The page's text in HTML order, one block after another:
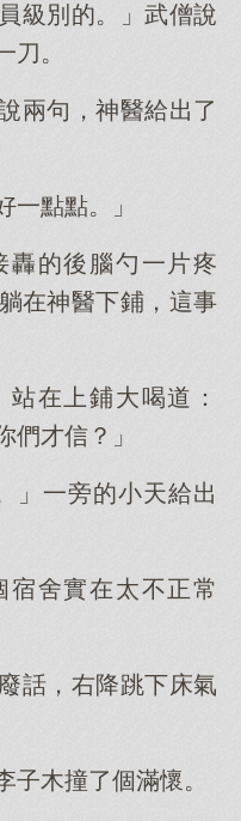
級別的。」武僧說
刀。
兩句，神醫給出了
一點點。」
轟的後腦勺一片疼
在神醫下鋪，這事
在上鋪大喝道：
們才信？」
」一旁的小天給出
宿舍實在太不正常
話，右降跳下床氣
子木撞了個滿懷。